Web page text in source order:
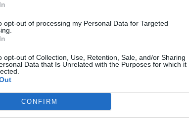
opt-out of processing my Personal Data for Targeted
opt-out of Collection, Use, Retention, Sale, and/or Sharing
Data that Is Unrelated with the Purposes for which it
CONFIRM